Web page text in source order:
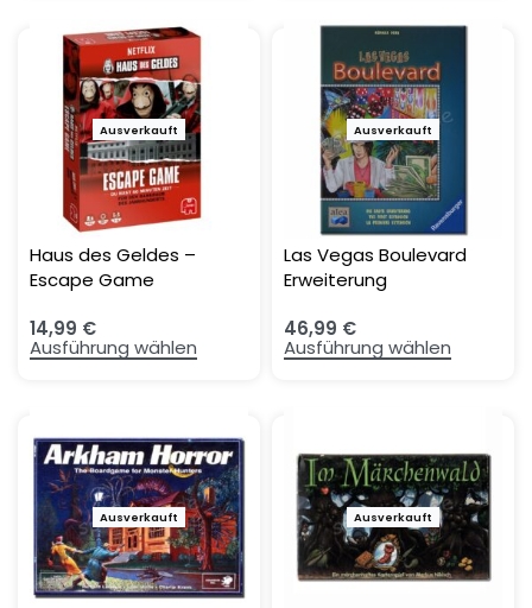
Ausverkauft
Haus des Geldes –
Escape Game
14,99 €
Ausführung wählen
Ausverkauft
Las Vegas Boulevard
Erweiterung
46,99 €
Ausführung wählen
Ausverkauft Ausverkauft